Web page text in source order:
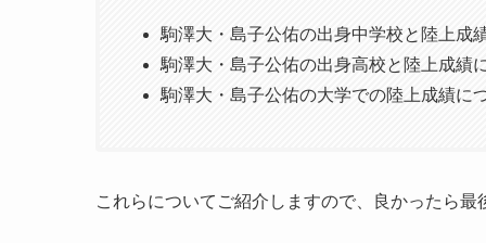
駒澤大・島子公佑の出身中学校と陸上成
駒澤大・島子公佑の出身高校と陸上成績
駒澤大・島子公佑の大学での陸上成績に
これらについてご紹介しますので、良かったら最